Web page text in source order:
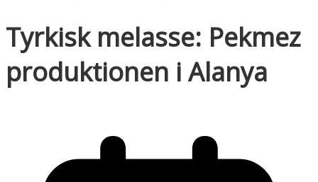
Tyrkisk melasse: Pekmez
produktionen i Alanya